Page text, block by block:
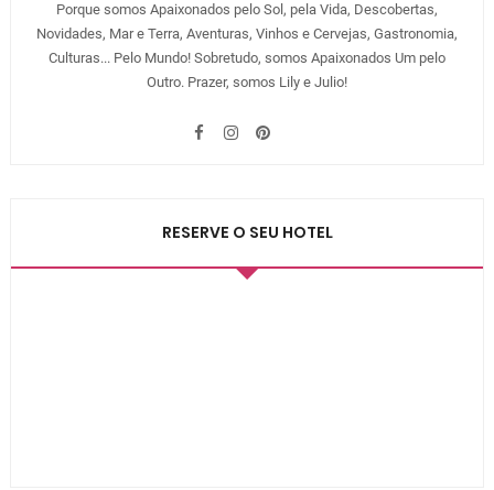
Porque somos Apaixonados pelo Sol, pela Vida, Descobertas,
Novidades, Mar e Terra, Aventuras, Vinhos e Cervejas, Gastronomia,
Culturas... Pelo Mundo! Sobretudo, somos Apaixonados Um pelo
Outro. Prazer, somos Lily e Julio!
RESERVE O SEU HOTEL